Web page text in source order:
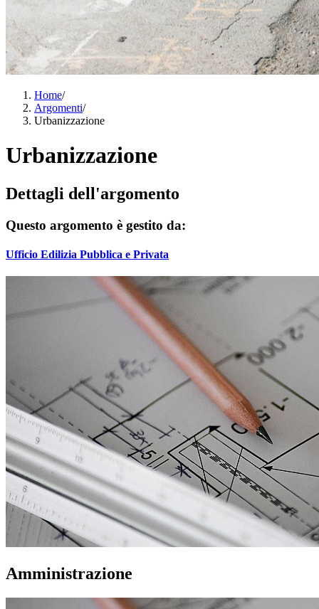
Home/
Argomenti/
Urbanizzazione
Urbanizzazione
Dettagli dell'argomento
Questo argomento è gestito da:
Ufficio Edilizia Pubblica e Privata
Amministrazione